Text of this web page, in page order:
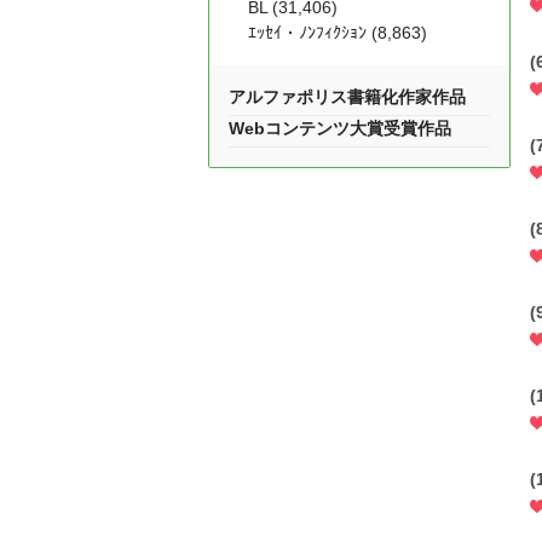
BL (31,406)
ｴｯｾｲ・ﾉﾝﾌｨｸｼｮﾝ (8,863)
アルファポリス書籍化作家作品
Webコンテンツ大賞受賞作品